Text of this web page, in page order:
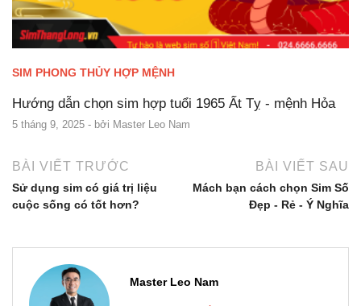
SIM PHONG THỦY HỢP MỆNH
Hướng dẫn chọn sim hợp tuổi 1965 Ất Tỵ - mệnh Hỏa
5 tháng 9, 2025 - bởi Master Leo Nam
BÀI VIẾT TRƯỚC
Sử dụng sim có giá trị liệu
cuộc sống có tốt hơn?
BÀI VIẾT SAU
Mách bạn cách chọn Sim Số
Đẹp - Rẻ - Ý Nghĩa
Master Leo Nam